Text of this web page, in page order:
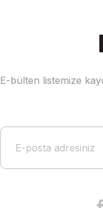
E-bülten listemize